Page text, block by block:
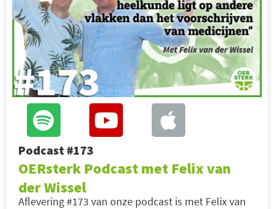
Podcast #173
OERsterk Podcast met Felix van
der Wissel
Aflevering #173 van onze podcast is met Felix van